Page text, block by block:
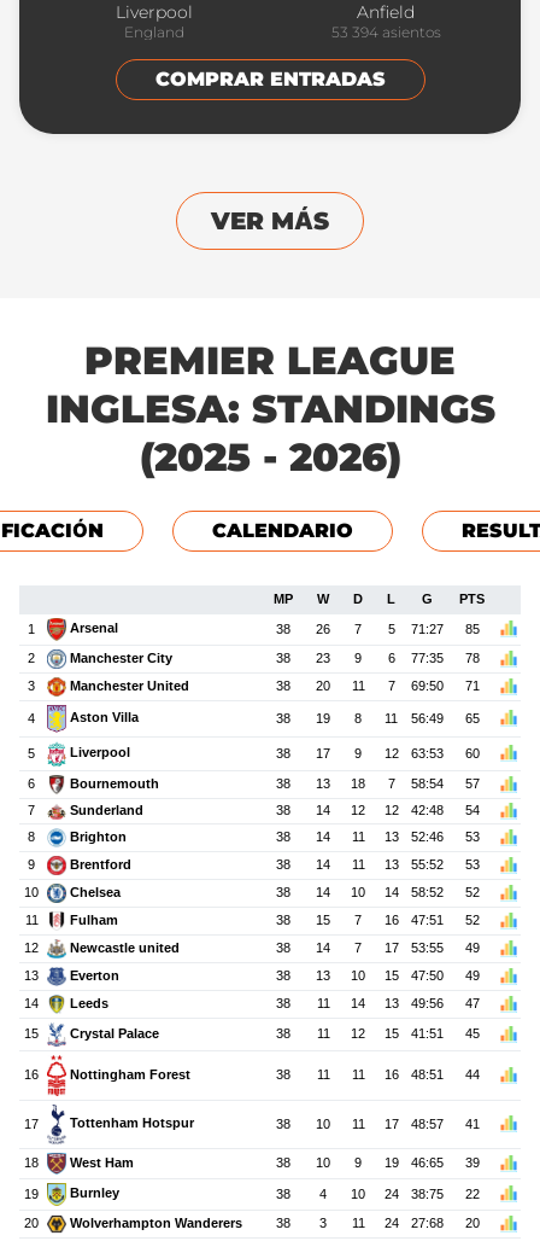
Liverpool
England
Anfield
53 394 asientos
COMPRAR ENTRADAS
VER MÁS
PREMIER LEAGUE
INGLESA: STANDINGS
(2025 - 2026)
CALENDARIO
MP W D L G PTS
1 Arsenal 38 26 7 5 71:27
85
2
Manchester City 38 23 9 6 77:35
78
3
Manchester United 38 20 11 7 69:50 71
4 Aston Villa 38 19 8 11 56:49 65
5 Liverpool 38 17 9 12 63:53 60
6 Bournemouth 38 13 18 7 58:54
57
7
Sunderland 38 14 12 12 42:48
54
8
Brighton 38 14 11 13 52:46
53
9
Brentford 38 14 11 13 55:52
53
10
Chelsea 38 14 10 14 58:52
52
11
Fulham 38 15 7 16 47:51
52
12
Newcastle united 38 14 7 17 53:55
49
13
Everton 38 13 10 15 47:50
49
14
Leeds 38 11 14 13 49:56 47
15 Crystal Palace 38 11 12 15 41:51 45
16 Nottingham Forest 38 11 11 16 48:51 44
17 Tottenham Hotspur 38 10 11 17 48:57 41
18 West Ham 38 10 9 19 46:65 39
19 Burnley 38 4 10 24 38:75
22
20
Wolverhampton Wanderers 38 3 11 24 27:68 20